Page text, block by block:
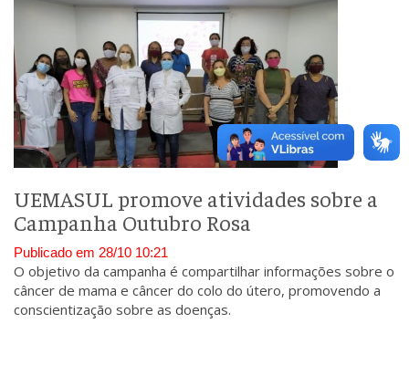
UEMASUL promove atividades sobre a
Campanha Outubro Rosa
Publicado em 28/10 10:21
O objetivo da campanha é compartilhar informações sobre o
câncer de mama e câncer do colo do útero, promovendo a
conscientização sobre as doenças.